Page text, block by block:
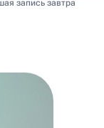
запись завтра